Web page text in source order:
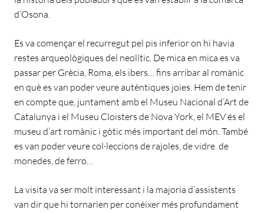
d’Osona.
Es va començar el recurregut pel pis inferior on hi havia
restes arqueològiques del neolític. De mica en mica es va
passar per Grècia, Roma, els ibers… fins arribar al romànic
en què es van poder veure autèntiques joies. Hem de tenir
en compte que, juntament amb el Museu Nacional d’Art de
Catalunya i el Museu Cloisters de Nova York, el MEV és el
museu d’art romànic i gòtic més important del món. També
es van poder veure col·leccions de rajoles, de vidre. de
monedes, de ferro…
La visita va ser molt interessant i la majoria d’assistents
van dir que hi tornarien per conèixer més profundament